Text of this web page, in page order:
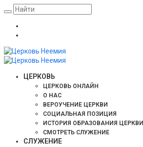
ЦЕРКОВЬ
ЦЕРКОВЬ ОНЛАЙН
О НАС
ВЕРОУЧЕНИЕ ЦЕРКВИ
СОЦИАЛЬНАЯ ПОЗИЦИЯ
ИСТОРИЯ ОБРАЗОВАНИЯ ЦЕРКВИ
СМОТРЕТЬ СЛУЖЕНИЕ
СЛУЖЕНИЕ